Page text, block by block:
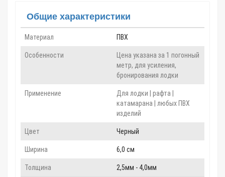
Общие характеристики
Материал ПВХ
Особенности
Цена указана за 1 погонный
метр, для усиления,
бронирования лодки
Применение
Для лодки | рафта |
катамарана | любых ПВХ
изделий
Цвет Черный
Ширина 6,0 см
Толщина 2,5мм - 4,0мм